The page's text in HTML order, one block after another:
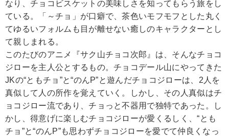
なり、チョコビスケットの美味しさを知ってもらう旅をし
ている。「～チョ」が口癖で、茶色いモフモフとした丸く
てゆるいフォルムも目が離せない癒しのキャラクターとし
て親しまれる。
このたびのアニメ『サク山チョコ次郎』は、そんなチョコ
ジローを主人公とするもの。チョコデール山にやってきた
JKの“ともチョ”と“のんP”と遊んだチョコジローは、2人を
真似して人の所作を覚えていく。しかし、その人真似はチ
ョコジロー流であり、チョっと不器用で独特であった。し
かし、得意げに楽しむチョコジローが愛くるしく、“とも
チョ”と“のんP”も思わずチョコジローを愛でて仲良くなっ